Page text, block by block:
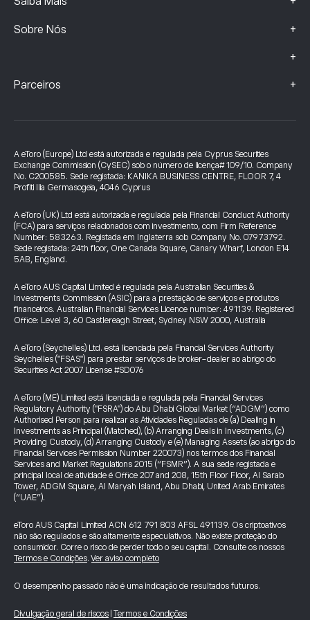
Sobre Nós +
+
Parceiros +
A eToro (Europe) Ltd está autorizada e regulada pela Cyprus Securities
Exchange Commission (CySEC) sob o número de licença# 109/10. Company
No. C200585. Sede registada: KANIKA BUSINESS CENTRE, FLOOR 7, 4
Profiti Ilia Germasogeia, 4046 Cyprus
A eToro (UK) Ltd está autorizada e regulada pela Financial Conduct Authority
(FCA) para serviços relacionados com investimento, com Firm Reference
Number: 583263. Registada em Inglaterra sob Company No. 07973792.
Sede registada: 24th floor, One Canada Square, Canary Wharf, London E14
5AB, England.
A eToro AUS Capital Limited é regulada pela Australian Securities &
Investments Commission (ASIC) para a prestação de serviços e produtos
financeiros. Australian Financial Services Licence number: 491139. Registered
Office: Level 3, 60 Castlereagh Street, Sydney NSW 2000, Australia
A eToro (Seychelles) Ltd. está licenciada pela Financial Services Authority
Seychelles ("FSAS") para prestar serviços de broker-dealer ao abrigo do
Securities Act 2007 License #SD076
A eToro (ME) Limited está licenciada e regulada pela Financial Services
Regulatory Authority ("FSRA") do Abu Dhabi Global Market (“ADGM”) como
Authorised Person para realizar as Atividades Reguladas de (a) Dealing in
Investments as Principal (Matched), (b) Arranging Deals in Investments, (c)
Providing Custody, (d) Arranging Custody e (e) Managing Assets (ao abrigo do
Financial Services Permission Number 220073) nos termos dos Financial
Services and Market Regulations 2015 (“FSMR”). A sua sede registada e
principal local de atividade é Office 207 and 208, 15th Floor Floor, Al Sarab
Tower, ADGM Square, Al Maryah Island, Abu Dhabi, United Arab Emirates
(“UAE”).
eToro AUS Capital Limited ACN 612 791 803 AFSL 491139. Os criptoativos
não são regulados e são altamente especulativos. Não existe proteção do
consumidor. Corre o risco de perder todo o seu capital. Consulte os nossos
Termos e Condições.Ver aviso completo
O desempenho passado não é uma indicação de resultados futuros.
Divulgação geral de riscos Termos e Condições